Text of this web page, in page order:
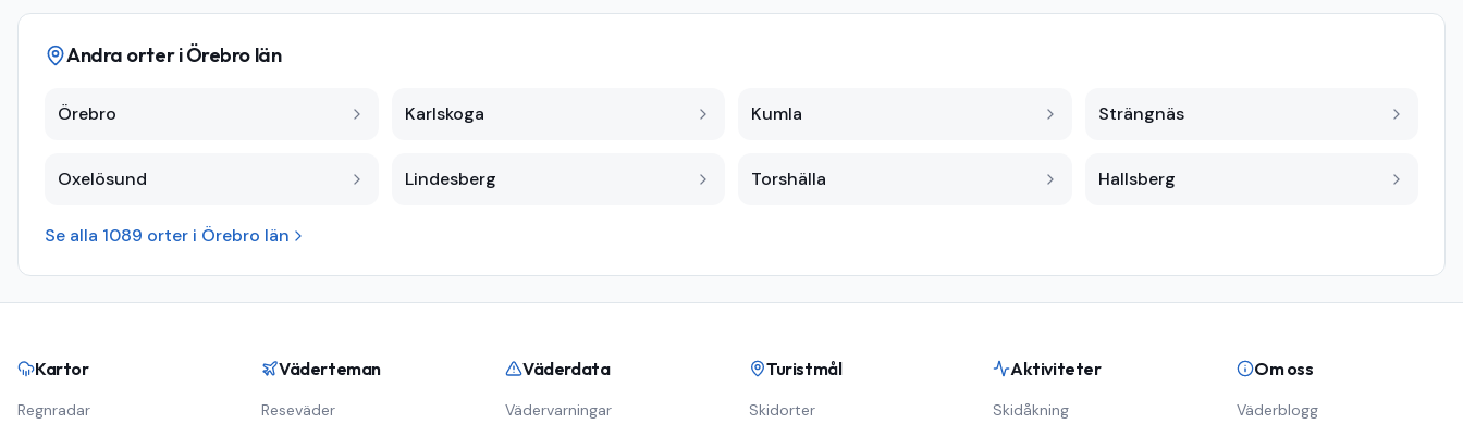
Andra orter iÖrebro län
Örebro Karlskoga Kumla Strängnäs
Oxelösund Lindesberg Torshälla Hallsberg
Se alla 1089 orter i Örebro län
Kartor
Regnradar
Väderteman
Reseväder
Väderdata
Vädervarningar
Turistmål
Skidorter
Aktiviteter
Skidåkning
Om oss
Väderblogg